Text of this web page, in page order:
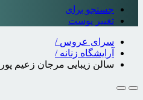
جستجو برای
تغییر پوست
سرای عروس /
آرایشگاه زنانه /
سالن زیبایی مرجان زعیم پور